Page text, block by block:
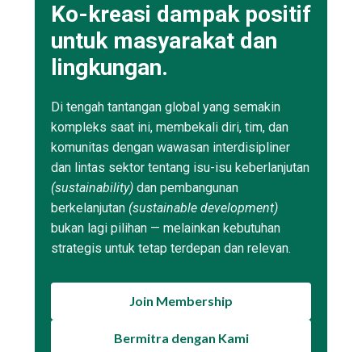
Ko-kreasi dampak positif
untuk masyarakat dan
lingkungan.
Di tengah tantangan global yang semakin
kompleks saat ini, membekali diri, tim, dan
komunitas dengan wawasan interdisipliner
dan lintas sektor tentang isu-isu keberlanjutan
(sustainability) dan pembangunan
berkelanjutan (sustainable development)
bukan lagi pilihan — melainkan kebutuhan
strategis untuk tetap terdepan dan relevan.
Join Membership
Bermitra dengan Kami